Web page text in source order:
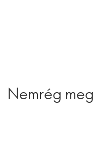
Nemrég